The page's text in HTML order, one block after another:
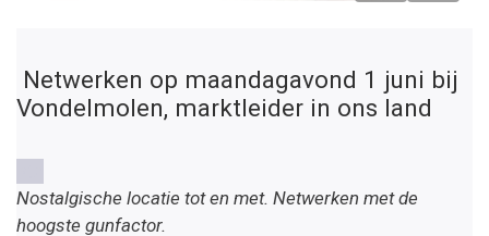
Netwerken op maandagavond 1 juni bij
Vondelmolen, marktleider in ons land
Nostalgische locatie tot en met. Netwerken met de
hoogste gunfactor.